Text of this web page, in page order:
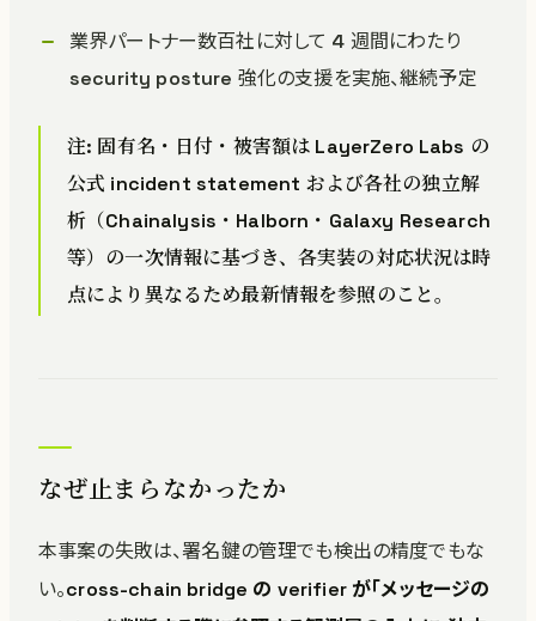
業界パートナー数百社に対して 4 週間にわたり
security posture 強化の支援を実施、継続予定
注: 固有名・日付・被害額は LayerZero Labs の
公式 incident statement および各社の独立解
析（Chainalysis・Halborn・Galaxy Research
等）の一次情報に基づき、各実装の対応状況は時
点により異なるため最新情報を参照のこと。
なぜ止まらなかったか
本事案の失敗は、署名鍵の管理でも検出の精度でもな
い。cross-chain bridge の verifier が「メッセージの